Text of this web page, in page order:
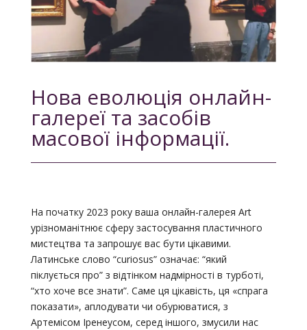
Нова еволюція онлайн-
галереї та засобів
масової інформації.
На початку 2023 року ваша онлайн-галерея Art
урізноманітнює сферу застосування пластичного
мистецтва та запрошує вас бути цікавими.
Латинське слово “curiosus” означає: “який
піклується про” з відтінком надмірності в турботі,
“хто хоче все знати”. Саме ця цікавість, ця «спрага
показати», аплодувати чи обурюватися, з
Артемісом Іренеусом, серед іншого, змусили нас